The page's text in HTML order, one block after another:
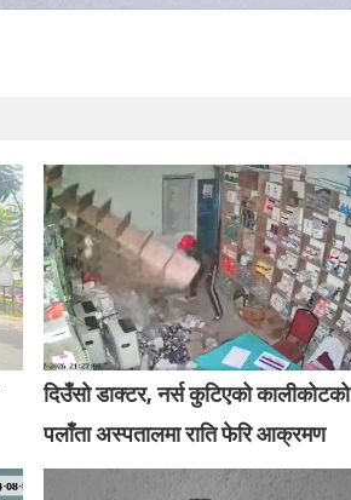
दिउँसो डाक्टर, नर्स कुटिएको कालीकोटको
पलाँता अस्पतालमा राति फेरि आक्रमण